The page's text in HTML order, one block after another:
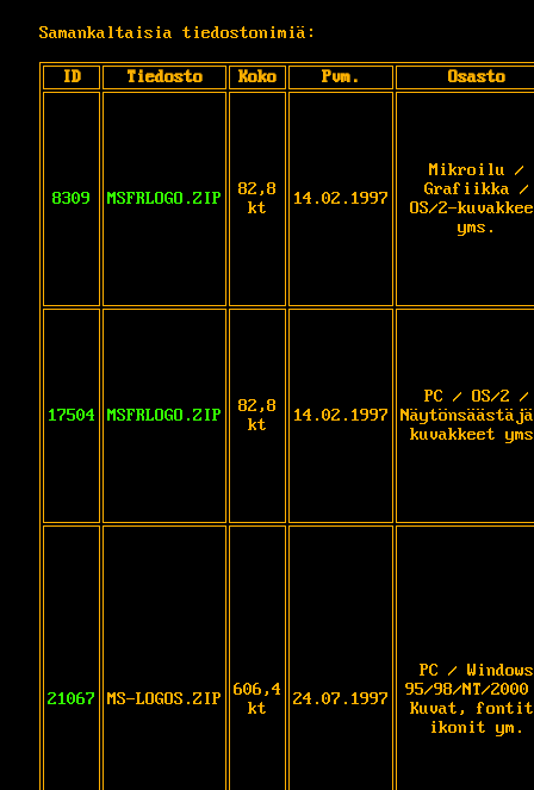
Samankaltaisia tiedostonimiä:
ID Tiedosto Koko Pvm. Osasto
8309 MSFRLOGO.ZIP
82,8
kt
14.02.1997
Mikroilu /
Grafiikka /
OS/2-
yms.
17504 MSFRLOGO.ZIP
82,8
kt
14.02.1997
PC / OS/2 /
kuvakkeet
21067 MS-LOGOS.ZIP
606,4
kt
24.07.1997
PC / Windows
95/98/NT/
Kuvat,
ikonit ym.